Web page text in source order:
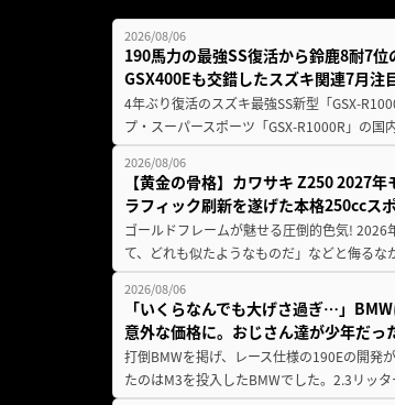
2026/08/06
190馬力の最強SS復活から鈴鹿8耐7
GSX400Eも交錯したスズキ関連7月注
4年ぶり復活のスズキ最強SS新型「GSX-
プ・スーパースポーツ「GSX-R1000R」の
2026/08/06
【黄金の骨格】カワサキ Z250 2027
ラフィック刷新を遂げた本格250ccス
ゴールドフレームが魅せる圧倒的色気!
て、どれも似たようなものだ」などと侮る
2026/08/06
「いくらなんでも大げさ過ぎ…」
意外な価格に。おじさん達が少年だっ
打倒BMWを掲げ、レース仕様の190Eの開発
たのはM3を投入したBMWでした。2.3リッ